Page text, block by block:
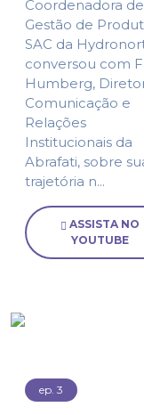
Coordenadora de
Gestão de
SAC da
conversou com
Humberg,
Comunicação e
Relações
Institucionais da
Abrafati, sobre
trajetória n...
ASSISTA NO
YOUTUBE
ep. 3